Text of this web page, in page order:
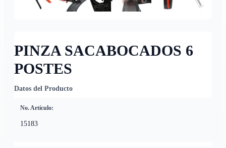
PINZA SACABOCADOS 6
POSTES
Datos del Producto
No. Artículo:
15183